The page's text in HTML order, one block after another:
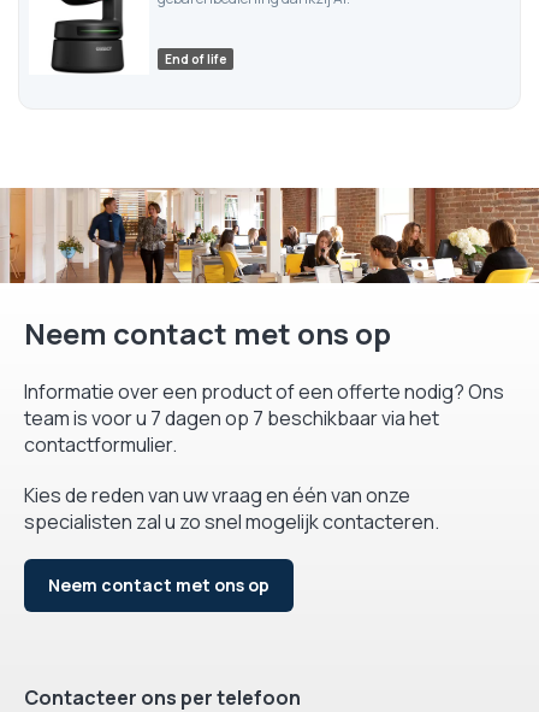
End of life
Neem contact met ons op
Informatie over een product of een offerte nodig? Ons
team is voor u 7 dagen op 7 beschikbaar via het
contactformulier.
Kies de reden van uw vraag en één van onze
specialisten zal u zo snel mogelijk contacteren.
Neem contact met ons op
Contacteer ons per telefoon